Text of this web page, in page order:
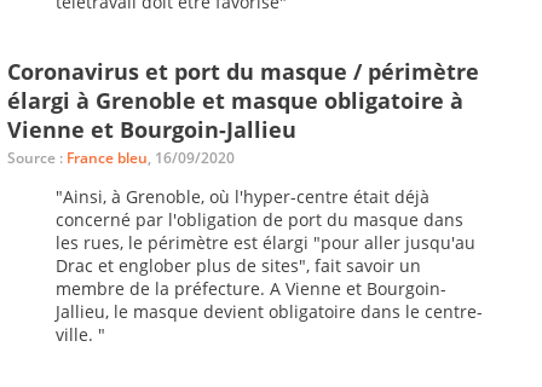
Coronavirus et port du masque / périmètre
élargi à Grenoble et masque obligatoire à
Vienne et Bourgoin-Jallieu
Source : France bleu, 16/09/2020
"Ainsi, à Grenoble, où l'hyper-centre était déjà
concerné par l'obligation de port du masque dans
les rues, le périmètre est élargi "pour aller jusqu'au
Drac et englober plus de sites", fait savoir un
membre de la préfecture. A Vienne et Bourgoin-
Jallieu, le masque devient obligatoire dans le centre-
ville. "